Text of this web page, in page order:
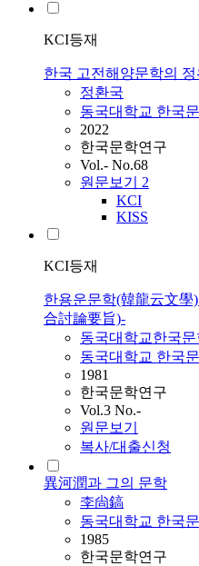
KCI등재
한국 고전해양문학의
정환국
동국대학교 한국
2022
한국문학연구
Vol.- No.68
원문보기 2
KCI
KISS
KCI등재
한용운문학(韓龍云文
合討論要旨)-
동국대학교한국
동국대학교 한국
1981
한국문학연구
Vol.3 No.-
원문보기
복사/대출신청
異河潤과 그의 문학
李尙鎬
동국대학교 한국
1985
한국문학연구